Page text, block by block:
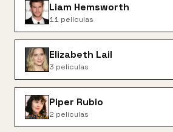
Liam Hemsworth
11 películas
Elizabeth Lail
3 películas
Piper Rubio
2 películas